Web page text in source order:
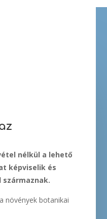
nélkül a lehető
képviselik és
növények botanikai